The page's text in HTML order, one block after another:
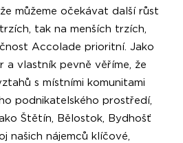
můžeme očekávat další růst
tak na menších trzích,
Accolade prioritní. Jako
a vlastník pevně věříme, že
s místními komunitami
podnikatelského prostředí,
Štětín, Bělostok, Bydhošť
našich nájemců klíčové,